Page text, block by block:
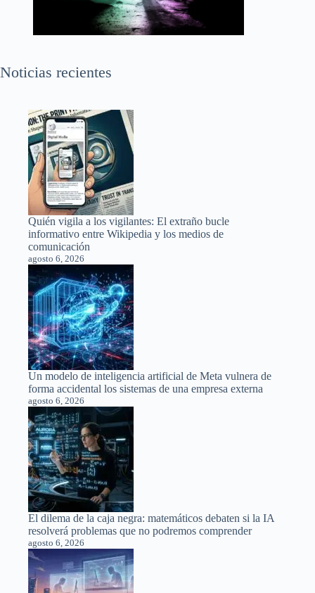
Noticias recientes
Quién vigila a los vigilantes: El extraño bucle
informativo entre Wikipedia y los medios de
comunicación
agosto 6, 2026
Un modelo de inteligencia artificial de Meta vulnera de
forma accidental los sistemas de una empresa externa
agosto 6, 2026
El dilema de la caja negra: matemáticos debaten si la IA
resolverá problemas que no podremos comprender
agosto 6, 2026